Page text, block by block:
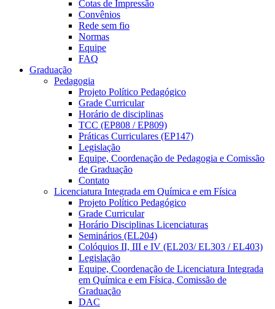
Cotas de Impressão
Convênios
Rede sem fio
Normas
Equipe
FAQ
Graduação
Pedagogia
Projeto Político Pedagógico
Grade Curricular
Horário de disciplinas
TCC (EP808 / EP809)
Práticas Curriculares (EP147)
Legislação
Equipe, Coordenação de Pedagogia e Comissão
de Graduação
Contato
Licenciatura Integrada em Química e em Física
Projeto Político Pedagógico
Grade Curricular
Horário Disciplinas Licenciaturas
Seminários (EL204)
Colóquios II, III e IV (EL203/ EL303 / EL403)
Legislação
Equipe, Coordenação de Licenciatura Integrada
em Química e em Física, Comissão de
Graduação
DAC